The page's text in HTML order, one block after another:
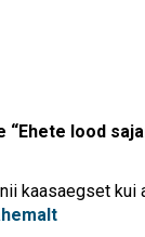
“Ehete lood
kaasaegset kui